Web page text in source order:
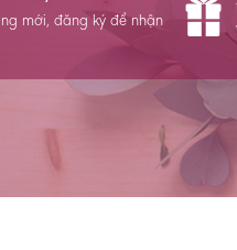
mới, đăng ký để nhận